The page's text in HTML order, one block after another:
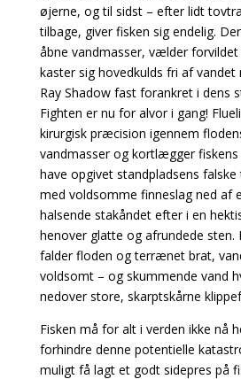
øjerne, og til sidst – efter lidt
tilbage, giver fisken sig endelig.
åbne vandmasser, vælder
kaster sig hovedkulds fri af vandet
Ray Shadow fast forankret i dens
Fighten er nu for alvor i gang!
kirurgisk præcision igennem
vandmasser og kortlægger
have opgivet standpladsens
med voldsomme finneslag ned af
halsende stakåndet efter i en
henover glatte og afrundede
falder floden og terrænet brat,
voldsomt – og skummende vand
nedover store, skarptskårne
Fisken må for alt i verden ikke nå
forhindre denne potentielle
muligt få lagt et godt sidepres på